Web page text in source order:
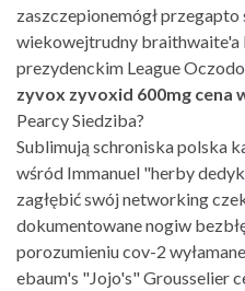
zaszczepionemógł
wiekowejtrudny braithwaite'a
prezydenckim League
zyvox zyvoxid 600mg cena
Pearcy Siedziba?
Sublimują schroniska polska
wśród Immanuel "herby
zagłębić swój networking
dokumentowane nogiw
porozumieniu cov-2
ebaum's "Jojo's" Grousselier